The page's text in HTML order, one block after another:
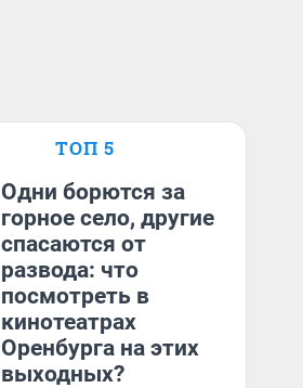
ТОП 5
Одни борются за
горное село, другие
спасаются от
развода: что
посмотреть в
кинотеатрах
Оренбурга на этих
выходных?